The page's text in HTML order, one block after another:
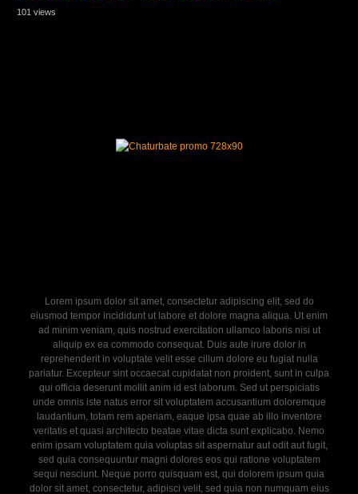
101 views
Lorem ipsum dolor sit amet, consectetur adipiscing elit, sed do
eiusmod tempor incididunt ut labore et dolore magna aliqua. Ut enim
ad minim veniam, quis nostrud exercitation ullamco laboris nisi ut
aliquip ex ea commodo consequat. Duis aute irure dolor in
reprehenderit in voluptate velit esse cillum dolore eu fugiat nulla
pariatur. Excepteur sint occaecat cupidatat non proident, sunt in culpa
qui officia deserunt mollit anim id est laborum. Sed ut perspiciatis
unde omnis iste natus error sit voluptatem accusantium doloremque
laudantium, totam rem aperiam, eaque ipsa quae ab illo inventore
veritatis et quasi architecto beatae vitae dicta sunt explicabo. Nemo
enim ipsam voluptatem quia voluptas sit aspernatur aut odit aut fugit,
sed quia consequuntur magni dolores eos qui ratione voluptatem
sequi nesciunt. Neque porro quisquam est, qui dolorem ipsum quia
dolor sit amet, consectetur, adipisci velit, sed quia non numquam eius